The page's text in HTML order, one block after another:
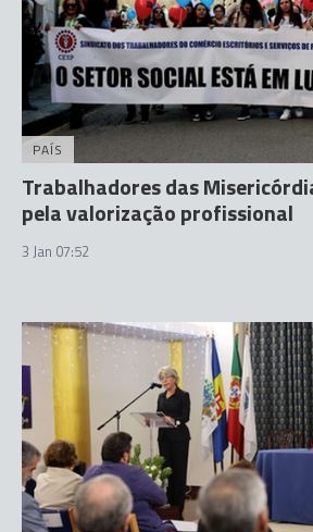
PAÍS
Trabalhadores das
pela valorização profissional
3 Jan 07:52